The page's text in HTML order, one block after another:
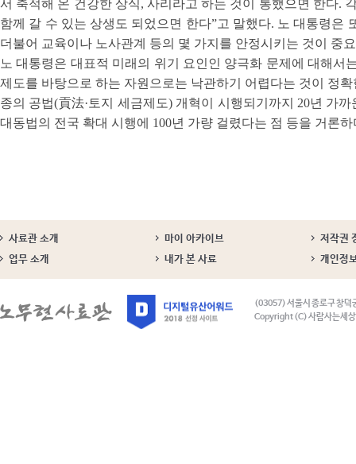
서 축적해 온 건강한 상식, 사리라고 하는 것이 통했으면 한다.
함께 갈 수 있는 상생도 되었으면 한다”고 말했다. 노 대통령은
더불어 교육이나 노사관계 등의 몇 가지를 안정시키는 것이 중
노 대통령은 대표적 미래의 위기 요인인 양극화 문제에 대해서
제도를 바탕으로 하는 자원으로는 낙관하기 어렵다는 것이 정
종의 공법(貢法·토지 세금제도) 개혁이 시행되기까지 20년 가
대동법의 전국 확대 시행에 100년 가량 걸렸다는 점 등을 거론
사료관 소개 마이 아카이브
저작권
업무 소개
내가 본 사료 개인정
(03057) 서울시 종로구 창덕
Copyright (C) 사람사는세